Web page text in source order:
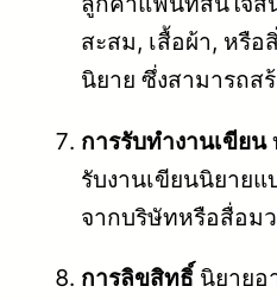
สะสม, เสื้อผ้า, หรือ
นิยาย ซึ่งสามารถส
การรับทำงานเขียน
รับงานเขียนนิยาย
จากบริษัทหรือสื่อม
การลิขสิทธิ์ นิยายอ